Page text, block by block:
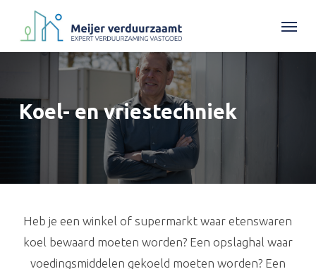
main
Menu
Koel- en vriestechniek
Heb je een winkel of supermarkt waar etenswaren
koel bewaard moeten worden? Een opslaghal waar
voedingsmiddelen gekoeld moeten worden? Een